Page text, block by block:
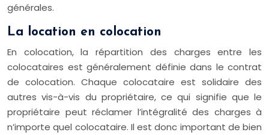
générales.
La location en colocation
En colocation, la répartition des charges entre les
colocataires est généralement définie dans le contrat
de colocation. Chaque colocataire est solidaire des
autres vis-à-vis du propriétaire, ce qui signifie que le
propriétaire peut réclamer l’intégralité des charges à
n’importe quel colocataire. Il est donc important de bien